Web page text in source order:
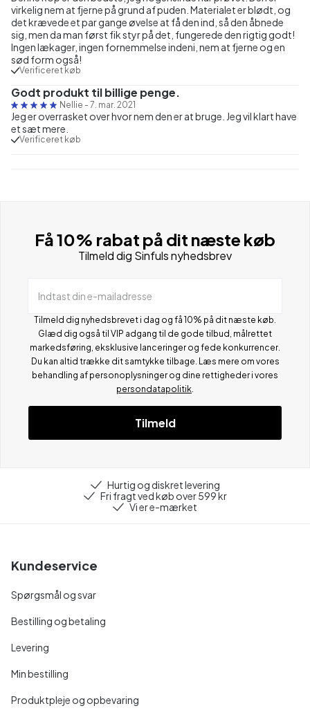
virkelig nem at fjerne på grund af puden. Materialet er blødt, og
det krævede et par gange øvelse at få den ind, så den åbnede
sig, men da man først fik styr på det, fungerede den rigtig godt!
Ingen lækager, ingen fornemmelse indeni, nem at fjerne og en
sød form også!
Verificeret køb
Godt produkt til billige penge.
Nellie - 7. mar. 2021
Jeg er overrasket over hvor nem den er at bruge. Jeg vil klart have
et sæt mere.
Verificeret køb
Få 10% rabat på dit næste køb
Tilmeld dig Sinfuls nyhedsbrev
Indtast din e-mailadresse
Tilmeld dig nyhedsbrevet i dag og få 10% på dit næste køb.
Glæd dig også til VIP adgang til de gode tilbud, målrettet
markedsføring, eksklusive lanceringer og fede konkurrencer.
Du kan altid trække dit samtykke tilbage. Læs mere om vores
behandling af personoplysninger og dine rettigheder i vores
persondatapolitik
Tilmeld
Hurtig og diskret levering
Fri fragt ved køb over 599 kr
Vi er e-mærket
Kundeservice
Spørgsmål og svar
Bestilling og betaling
Levering
Min bestilling
Produktpleje og opbevaring